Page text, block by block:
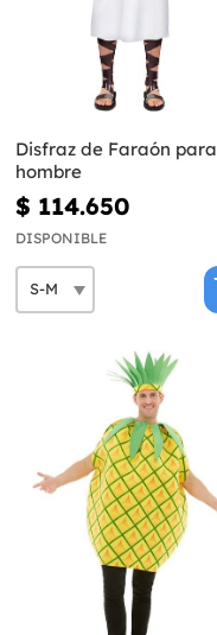
Disfraz de Faraón para
hombre
$ 114.650
DISPONIBLE